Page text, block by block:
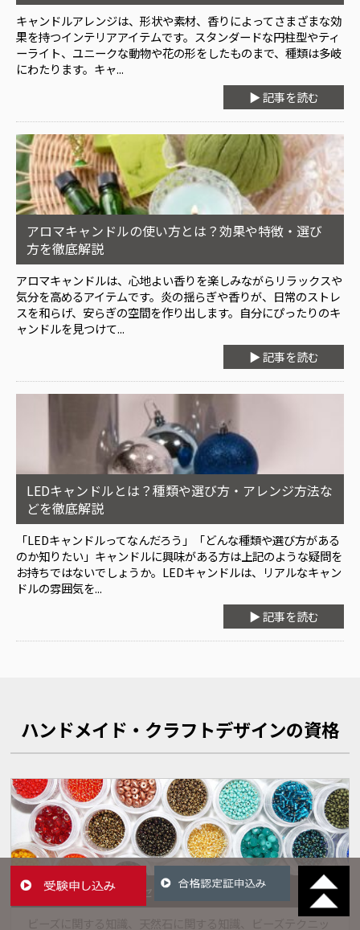
キャンドルアレンジは、形状や素材、香りによってさまざまな効
果を持つインテリアアイテムです。スタンダードな円柱型やティ
ーライト、ユニークな動物や花の形をしたものまで、種類は多岐
にわたります。キャ...
▶ 記事を読む
アロマキャンドルの使い方とは？効果や特徴・選び
方を徹底解説
アロマキャンドルは、心地よい香りを楽しみながらリラックスや
気分を高めるアイテムです。炎の揺らぎや香りが、日常のストレ
スを和らげ、安らぎの空間を作り出します。自分にぴったりのキ
ャンドルを見つけて...
▶ 記事を読む
LEDキャンドルとは？種類や選び方・アレンジ方法な
どを徹底解説
「LEDキャンドルってなんだろう」「どんな種類や選び方がある
のか知りたい」キャンドルに興味がある方は上記のような疑問を
お持ちではないでしょうか。LEDキャンドルは、リアルなキャン
ドルの雰囲気を...
▶ 記事を読む
ハンドメイド・クラフトデザインの資格
ビーズアクセサリーデザイナー資格